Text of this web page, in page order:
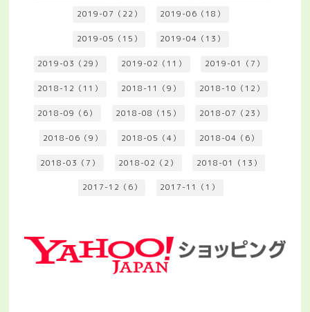
2019-07（22） 2019-06（18）
2019-05（15） 2019-04（13）
2019-03（29） 2019-02（11） 2019-01（7）
2018-12（11） 2018-11（9） 2018-10（12）
2018-09（6） 2018-08（15） 2018-07（23）
2018-06（9） 2018-05（4） 2018-04（6）
2018-03（7） 2018-02（2） 2018-01（13）
2017-12（6） 2017-11（1）